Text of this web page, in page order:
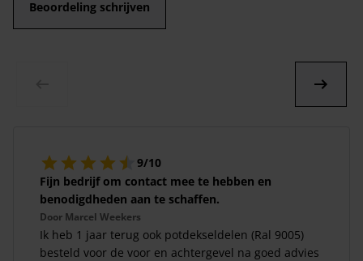
Beoordeling schrijven
9/10
Fijn bedrijf om contact mee te hebben en
benodigdheden aan te schaffen.
Door Marcel Weekers
Ik heb 1 jaar terug ook potdekseldelen (Ral 9005)
besteld voor de voor en achtergevel na goed advies